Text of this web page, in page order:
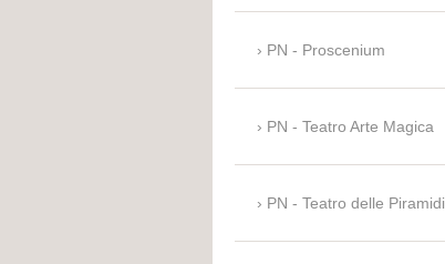
PN - Proscenium
PN - Teatro Arte Magica
PN - Teatro delle Piramidi